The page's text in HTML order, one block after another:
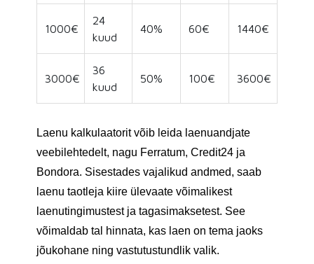
1000€
24
kuud
40% 60€ 1440€
3000€
36
kuud
50% 100€ 3600€
Laenu kalkulaatorit võib leida laenuandjate
veebilehtedelt, nagu Ferratum, Credit24 ja
Bondora. Sisestades vajalikud andmed, saab
laenu taotleja kiire ülevaate võimalikest
laenutingimustest ja tagasimaksetest. See
võimaldab tal hinnata, kas laen on tema jaoks
jõukohane ning vastutustundlik valik.